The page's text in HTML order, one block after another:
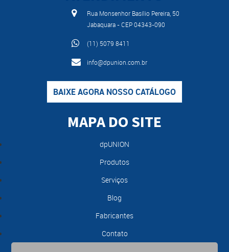
Rua Monsenhor Basílio Pereira, 50
Jabaquara - CEP 04343-090
(11) 5079 8411
info@dpunion.com.br
BAIXE AGORA NOSSO CATÁLOGO
MAPA DO SITE
dpUNION
Produtos
Serviços
Blog
Fabricantes
Contato